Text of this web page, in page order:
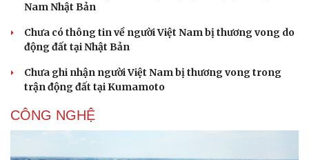
Nam Nhật Bản
Chưa có thông tin về người Việt Nam bị thương vong do
động đất tại Nhật Bản
Chưa ghi nhận người Việt Nam bị thương vong trong
trận động đất tại Kumamoto
CÔNG NGHỆ